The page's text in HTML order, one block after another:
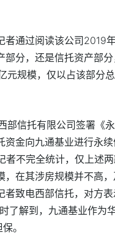
者通过阅读该公司2019
分，还是信托资产部
元规模，仅以占该部分
部信托有限公司签署《
金向九通基业进行永
者不完全统计，仅上述
，在其涉房规模并不高
致电西部信托，对方表
了解到，九通基业作为
。